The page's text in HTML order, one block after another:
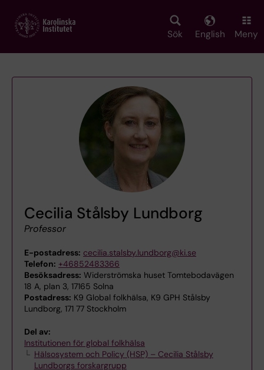
main
Sök English Meny
Cecilia Stålsby Lundborg
Professor
E-postadress: cecilia.stalsby.lundborg@ki.se
Telefon: +46852483366
Besöksadress: Widerströmska huset Tomtebodavägen
18 A, plan 3, 17165 Solna
Postadress: K9 Global folkhälsa, K9 GPH Stålsby
Lundborg, 171 77 Stockholm
Del av:
Institutionen för global folkhälsa
Hälsosystem och Policy (HSP) – Cecilia Stålsby
Lundborgs forskargrupp